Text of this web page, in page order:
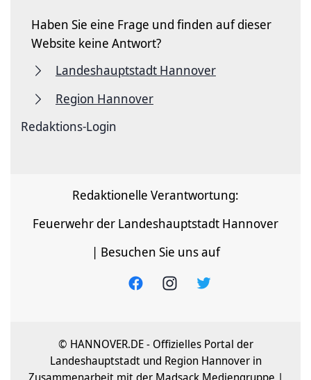
Haben Sie eine Frage und finden auf dieser
Website keine Antwort?
Landeshauptstadt Hannover
Region Hannover
Redaktions-Login
Redaktionelle Verantwortung:
Feuerwehr der Landeshauptstadt Hannover
| Besuchen Sie uns auf
© HANNOVER.DE - Offizielles Portal der
Landeshauptstadt und Region Hannover in